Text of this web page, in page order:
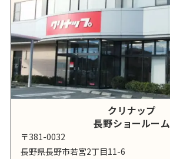
クリナップ
長野ショールーム
〒381-0032
長野県長野市若宮2丁目11-6